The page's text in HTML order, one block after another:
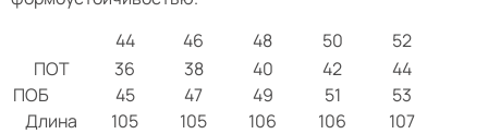
44
46 48 50
52
ПОТ
36 38 40 42
44
ПОБ
45 47 49 51
53
Длина
105 105 106 106
107